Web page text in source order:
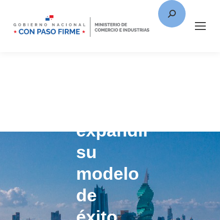
expandir
su
modelo
de